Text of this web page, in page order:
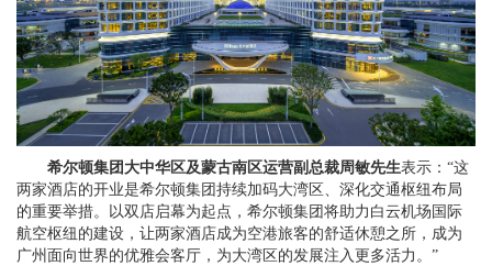
希尔顿集团大中华区及蒙古南区运营副 总裁周敏先生表示：“这
两家酒店的开业是希尔顿集团持续加码大湾区、深化交通枢纽布局
的重要举措。以双店启幕为起点，希尔顿集团将助力白云机场国际
航空枢纽的建设，让两家酒店成为空港旅客的舒适休憩之所，成为
广州面向世界的优雅会客厅，为大湾区的发展注入更多活力。”